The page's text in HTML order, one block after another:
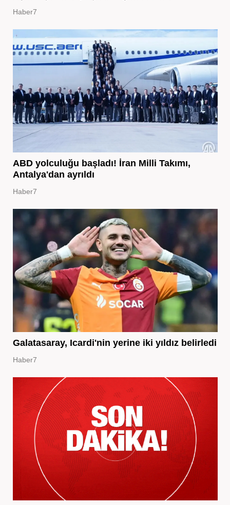
Haber7
ABD yolculuğu başladı! İran Milli Takımı,
Antalya'dan ayrıldı
Haber7
Galatasaray, Icardi'nin yerine iki yıldız belirledi
Haber7